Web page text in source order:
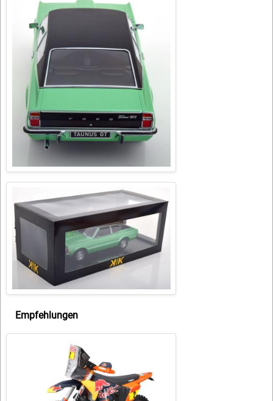
Empfehlungen